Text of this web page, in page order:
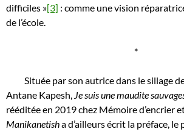
difficiles »[3] : comme une vision
de l’école.
*
Située par son autrice dans le sillage de
Antane Kapesh, Je suis une maudite
rééditée en 2019 chez Mémoire d’encrier
Manikanetisha d’ailleurs écrit la préface,